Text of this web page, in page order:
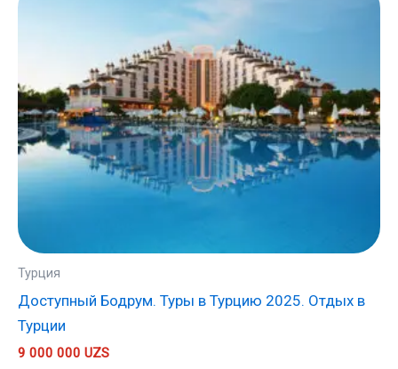
Турция
Доступный Бодрум. Туры в Турцию 2025. Отдых в
Турции
9 000 000 UZS